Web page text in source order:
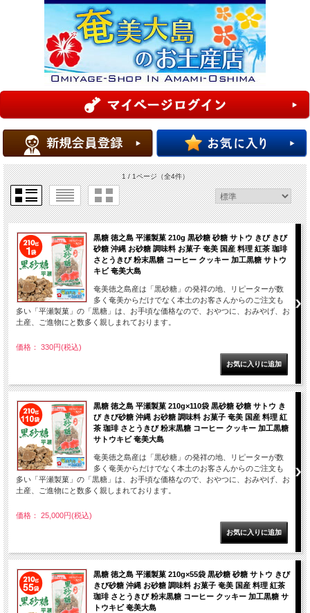
1 / 1ページ（全4件）
黒糖 徳之島 平瀬製菓 210g 黒砂糖 砂糖 サトウ きび きび
砂糖 沖縄 お砂糖 調味料 お菓子 奄美 国産 料理 紅茶 珈琲
さとうきび 粉末黒糖 コーヒー クッキー 加工黒糖 サトウ
キビ 奄美大島
奄美徳之島産は「黒砂糖」の発祥の地、リピーターが数
多く奄美からだけでなく本土のお客さんからのご注文も
多い「平瀬製菓」の「黒糖」は、お手頃な価格なので、おやつに、おみやげ、お
土産、ご進物にと数多く親しまれております。
価格： 330円(税込)
黒糖 徳之島 平瀬製菓 210g×110袋 黒砂糖 砂糖 サトウ き
び きび砂糖 沖縄 お砂糖 調味料 お菓子 奄美 国産 料理 紅
茶 珈琲 さとうきび 粉末黒糖 コーヒー クッキー 加工黒糖
サトウキビ 奄美大島
奄美徳之島産は「黒砂糖」の発祥の地、リピーターが数
多く奄美からだけでなく本土のお客さんからのご注文も
多い「平瀬製菓」の「黒糖」は、お手頃な価格なので、おやつに、おみやげ、お
土産、ご進物にと数多く親しまれております。
価格： 25,000円(税込)
黒糖 徳之島 平瀬製菓 210g×55袋 黒砂糖 砂糖 サトウ きび
きび砂糖 沖縄 お砂糖 調味料 お菓子 奄美 国産 料理 紅茶
珈琲 さとうきび 粉末黒糖 コーヒー クッキー 加工黒糖 サ
トウキビ 奄美大島